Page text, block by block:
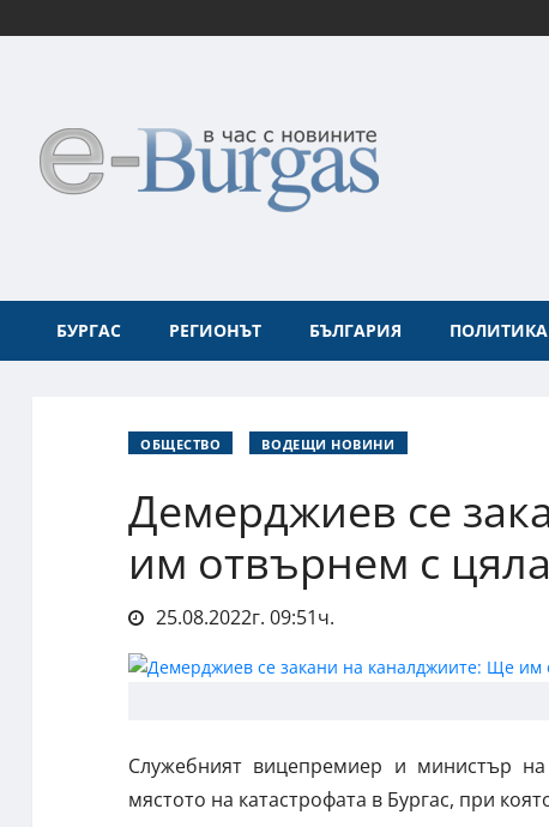
БУРГАС РЕГИОНЪТ БЪЛГАРИЯ ПОЛИТИКА
ОБЩЕСТВО ВОДЕЩИ НОВИНИ
Демерджиев се
им отвърнем с
25.08.2022г. 09:51ч.
Служебният вицепремиер и министър
мястото на катастрофата в Бургас, при